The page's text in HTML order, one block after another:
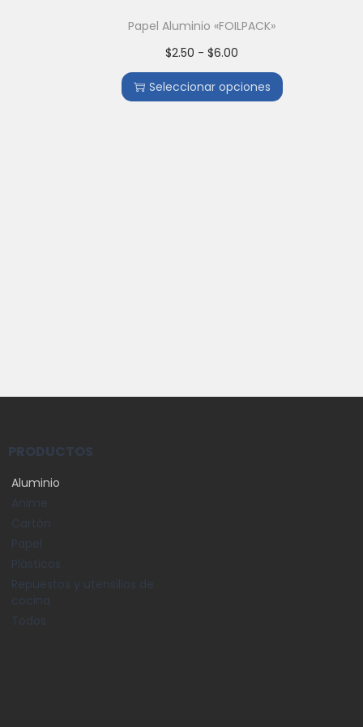
Papel Aluminio «FOILPACK»
$2.50 - $6.00
Seleccionar opciones
PRODUCTOS
Aluminio
Anime
Cartón
Papel
Plásticos
Repuestos y utensilios de
cocina
Todos